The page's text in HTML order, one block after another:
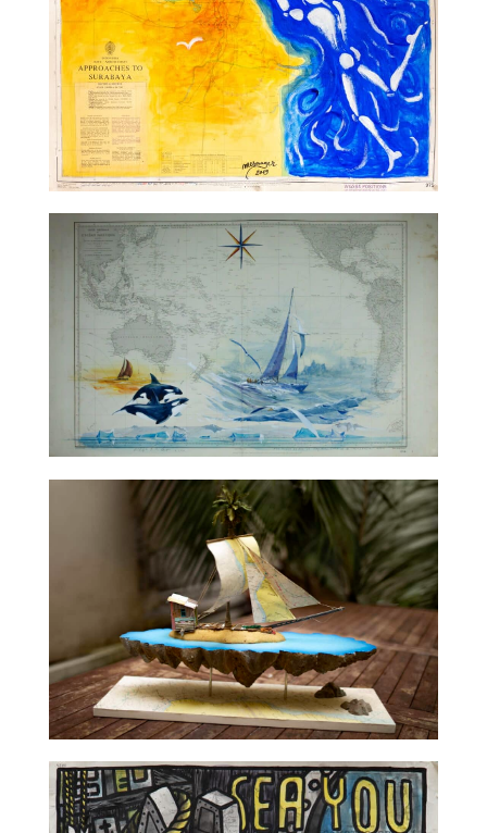
TALC01-33 – Jérôme Mesnager
TALC02-01 – Gildas Flahault
TALC02-02 – La Fratrie